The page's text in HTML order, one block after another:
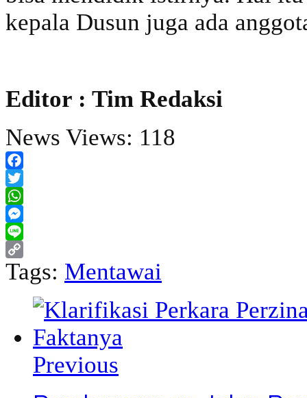
kepala Dusun juga ada
Editor : Tim Redaksi
News Views: 118
Facebook
Twitter
WhatsApp
Messenger
Line
Copy
Tags: Mentawai
Previous